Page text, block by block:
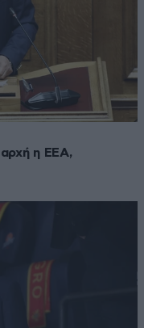
αρχή η ΕΕΑ,